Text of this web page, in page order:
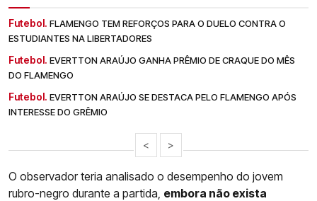
Futebol. FLAMENGO TEM REFORÇOS PARA O DUELO CONTRA O
ESTUDIANTES NA LIBERTADORES
Futebol. EVERTTON ARAÚJO GANHA PRÊMIO DE CRAQUE DO MÊS
DO FLAMENGO
Futebol. EVERTTON ARAÚJO SE DESTACA PELO FLAMENGO APÓS
INTERESSE DO GRÊMIO
< >
O observador teria analisado o desempenho do jovem
rubro-negro durante a partida, embora não exista